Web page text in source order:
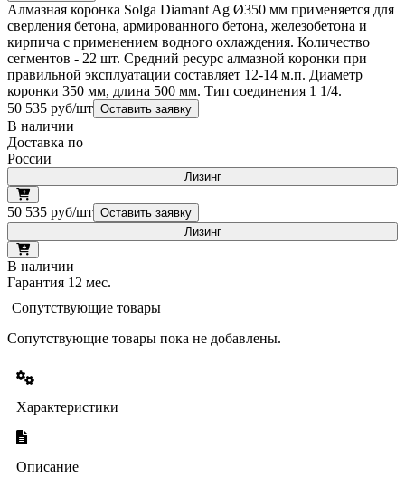
Алмазная коронка Solga Diamant Ag Ø350 мм применяется для
сверления бетона, армированного бетона, железобетона и
кирпича с применением водного охлаждения. Количество
сегментов - 22 шт. Средний ресурс алмазной коронки при
правильной эксплуатации составляет 12-14 м.п. Диаметр
коронки 350 мм, длина 500 мм. Тип соединения 1 1/4.
50 535 руб/шт Оставить заявку
В наличии
Доставка по
России
Лизинг
50 535 руб/шт Оставить заявку
Лизинг
В наличии
Гарантия 12 мес.
Сопутствующие товары
Сопутствующие товары пока не добавлены.
Характеристики
Описание